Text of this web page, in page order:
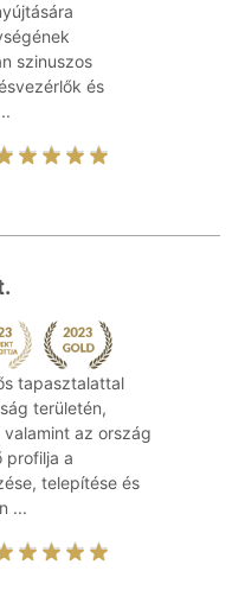
szinuszos
és
tapasztalattal
területén,
valamint az ország
profilja a
telepítése és
...